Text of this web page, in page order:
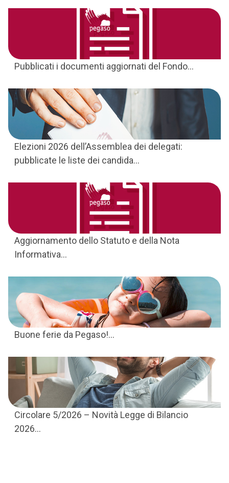
Pubblicati i documenti aggiornati del Fondo...
Elezioni 2026 dell’Assemblea dei delegati:
pubblicate le liste dei candida...
Aggiornamento dello Statuto e della Nota
Informativa...
Buone ferie da Pegaso!...
Circolare 5/2026 – Novità Legge di Bilancio
2026...